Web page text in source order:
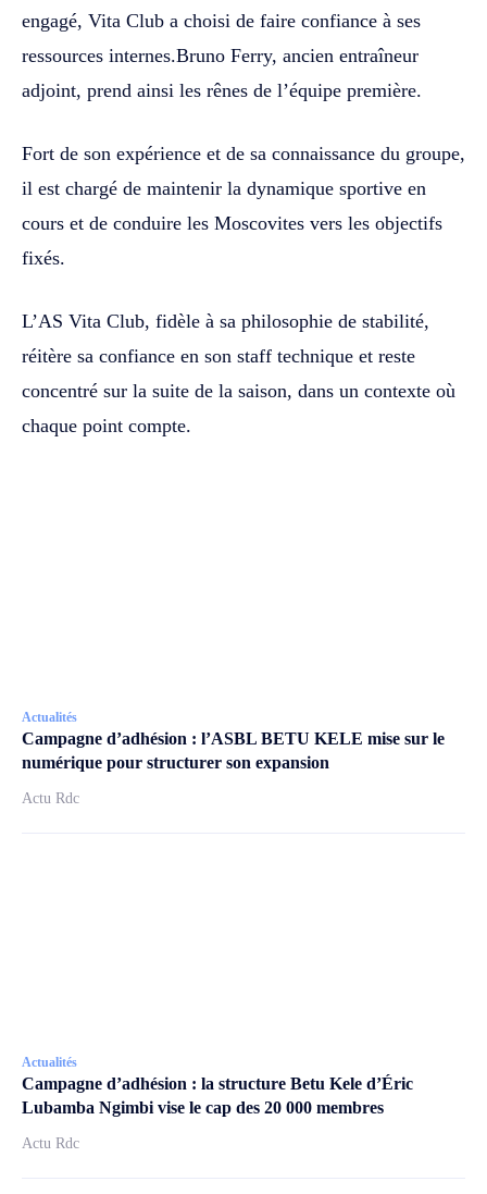
engagé, Vita Club a choisi de faire confiance à ses
ressources internes.Bruno Ferry, ancien entraîneur
adjoint, prend ainsi les rênes de l’équipe première.
Fort de son expérience et de sa connaissance du groupe,
il est chargé de maintenir la dynamique sportive en
cours et de conduire les Moscovites vers les objectifs
fixés.
L’AS Vita Club, fidèle à sa philosophie de stabilité,
réitère sa confiance en son staff technique et reste
concentré sur la suite de la saison, dans un contexte où
chaque point compte.
Actualités
Campagne d’adhésion : l’ASBL BETU KELE mise sur le
numérique pour structurer son expansion
Actu Rdc
Actualités
Campagne d’adhésion : la structure Betu Kele d’Éric
Lubamba Ngimbi vise le cap des 20 000 membres
Actu Rdc